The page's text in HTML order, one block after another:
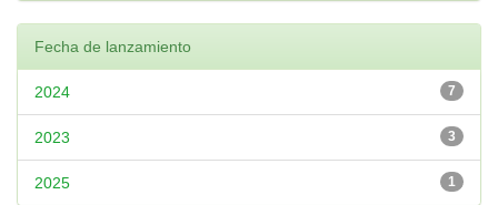
Fecha de lanzamiento
7
2024
3
2023
1
2025